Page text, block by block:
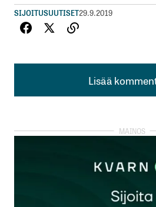
SIJOITUSUUTISET29.9.2019
Lisää
Lisää
rekisteröityä